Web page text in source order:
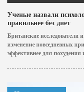
Ученые назвали
правильнее без диет
Британские
изменение повседневных
эффективнее для похудения